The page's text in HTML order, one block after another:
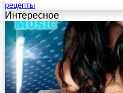
рецепты
Интересное